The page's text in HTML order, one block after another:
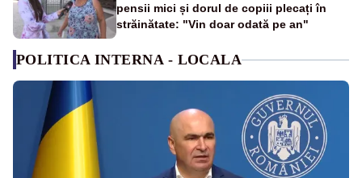
pensii mici și dorul de copiii plecați în
străinătate: "Vin doar odată pe an"
POLITICA INTERNA - LOCALA